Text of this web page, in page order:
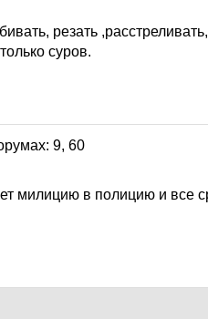
резать ,расстреливать,
суров.
милицию в полицию и все